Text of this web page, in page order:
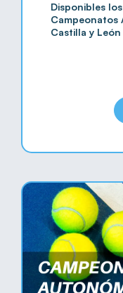
Disponibles
Campeonatos
Castilla y